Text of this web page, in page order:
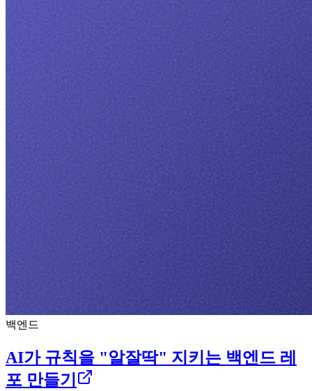
백엔드
AI가 규칙을 "알잘딱" 지키는 백엔드 레
포 만들기